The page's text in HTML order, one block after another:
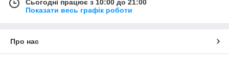
Сьогодні працює з 10:00 до 21:00
Показати весь графік роботи
Про нас